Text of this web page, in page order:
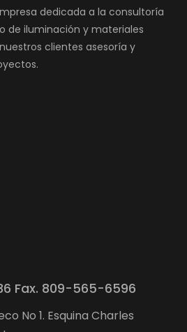
dedicada a la consultoría
de iluminación y materiales
clientes asesoría y
Fax. 809-565-6596
No 1. Esquina Charles